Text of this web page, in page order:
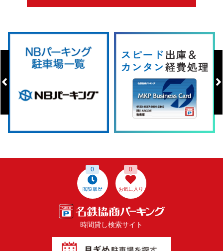
閲覧履歴
0
お気に入り
0
時間貸し検索サイト